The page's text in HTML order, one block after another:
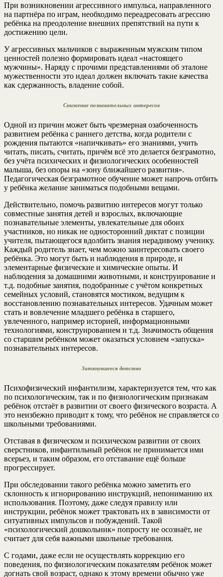
При возникновении агрессивного импульса, направленного
на партнёра по играм, необходимо переадресовать агрессию
ребёнка на преодоление внешних препятствий на пути к
достижению цели.
У агрессивных мальчиков с выраженным мужским типом
ценностей полезно формировать идеал «настоящего
мужчины». Наряду с прочими представлениями об эталоне
мужественности это идеал должен включать такие качества
как сдержанность, владение собой.
Снижение познавательных интересов
Одной из причин может быть чрезмерная озабоченность
развитием ребёнка с раннего детства, когда родители с
рождения пытаются «напичкивать» его знаниями, учить
читать, писать, считать, причём всё это делается безграмотно,
без учёта психических и физиологических особенностей
малыша, без опоры на «зону ближайшего развития».
Педагогическая безграмотное обучение может напрочь отбить
у ребёнка желание заниматься подобными вещами.
Действительно, помочь развитию интересов могут только
совместные занятия детей и взрослых, включающие
познавательные элементы, увлекательные для обоих
участников, но никак не односторонний диктат с позиции
учителя, пытающегося вдолбить знания нерадивому ученику.
Каждый родитель знает, чем можно заинтересовать своего
ребёнка. Это могут быть и наблюдения в природе, и
элементарные физические и химические опыты. И
наблюдения за домашними животными, и конструирование и
т.д. подобные занятия, подобранные с учётом конкретных
семейных условий, становятся мостиком, ведущим к
восстановлению познавательных интересов. Удачным может
стать и вовлечение младшего ребёнка в старшего,
увлеченного, например историей, информационными
технологиями, конструированием и т.д. Значимость общения
со старшим ребёнком может оказаться условием «запуска»
познавательных интересов.
Затянувшееся детство
Психофизический инфантилизм, характеризуется тем, что как
по психологическим, так и по физиологическим признакам
ребёнок отстаёт в развитии от своего физического возраста. А
это неизбежно приводит к тому, что ребёнок не справляется со
школьными требованиями.
Отставая в физическом и психическом развитии от своих
сверстников, инфантильный ребёнок не принимается ими
всерьез, и таким образом, его отставание ещё больше
прогрессирует.
При обследовании такого ребёнка можно заметить его
склонность к игнорированию инструкций, непониманию их
использования. Поэтому, даже следуя правилу или
инструкции, ребёнок может трактовать их в зависимости от
ситуативных импульсов и побуждений. Такой
«психологический дошкольник» попросту не осознаёт, не
считает для себя важными школьные требования.
С годами, даже если не осуществлять коррекцию его
поведения, по физиологическим показателям ребёнок может
догнать свой возраст, однако к этому времени обычно уже